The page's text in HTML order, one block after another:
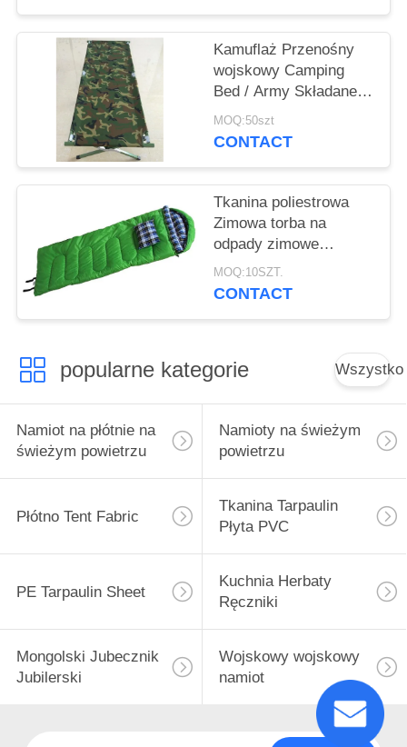
koperta
Kamuflaż Przenośny
wojskowy Camping
Bed / Army Składane
łóżko Dostosowane
MOQ:50szt
CONTACT
Tkanina poliestrowa
Zimowa torba na
odpady zimowe
Wygodne z zimną
oporem
MOQ:10SZT.
CONTACT
popularne kategorie Wszystko
Namiot na płótnie na
świeżym powietrzu
Namioty na świeżym
powietrzu
Płótno Tent Fabric
Tkanina Tarpaulin
Płyta PVC
PE Tarpaulin Sheet
Kuchnia Herbaty
Ręczniki
Mongolski Jubecznik
Jubilerski
Wojskowy wojskowy
namiot